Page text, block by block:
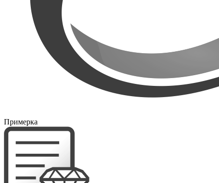
Примерка